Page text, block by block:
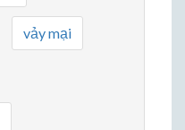
vảy mại